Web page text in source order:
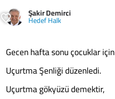
Şakir Demirci
Hedef Halk
Gecen hafta sonu çocuklar için
Uçurtma Şenliği düzenledi.
Uçurtma gökyüzü demektir,